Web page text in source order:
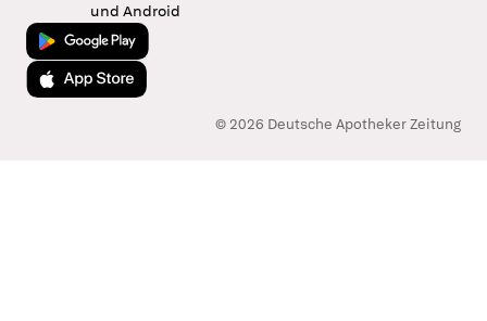
und Android
Jetzt bei Google Play
Laden im App Store
© 2026 Deutsche Apotheker Zeitung